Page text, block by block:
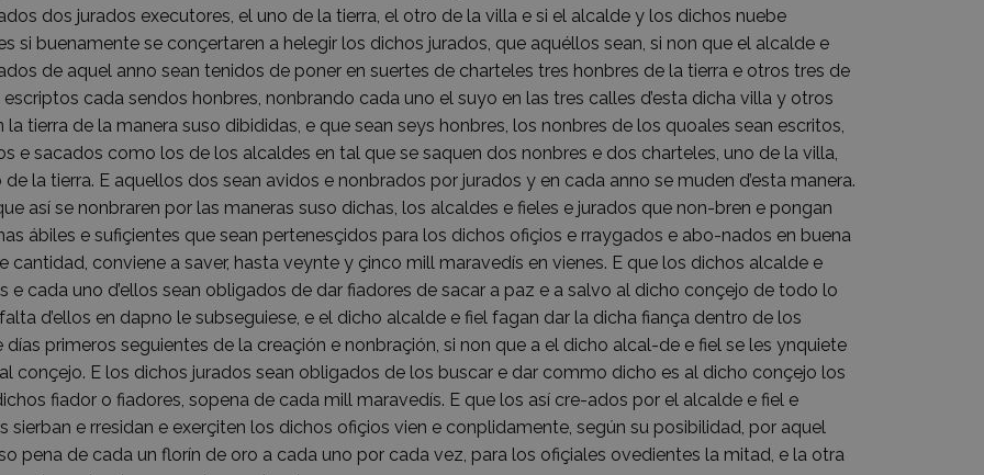
dos jurados executores, el uno de la tierra, el otro de la villa e si el alcalde y los dichos nuebe
si buenamente se conçertaren a helegir los dichos jurados, que aquéllos sean, si non que el alcalde e
de aquel anno sean tenidos de poner en suertes de charteles tres honbres de la tierra e otros tres de
escriptos cada sendos honbres, nonbrando cada uno el suyo en las tres calles d’esta dicha villa y otros
la tierra de la manera suso dibididas, e que sean seys honbres, los nonbres de los quoales sean escritos,
e sacados como los de los alcaldes en tal que se saquen dos nonbres e dos charteles, uno de la villa,
de la tierra. E aquellos dos sean avidos e nonbrados por jurados y en cada anno se muden d’esta manera.
así se nonbraren por las maneras suso dichas, los alcaldes e fieles e jurados que non-bren e pongan
ábiles e sufiçientes que sean pertenesçidos para los dichos ofiçios e rraygados e abo-nados en buena
cantidad, conviene a saver, hasta veynte y çinco mill maravedís en vienes. E que los dichos alcalde e
e cada uno d’ellos sean obligados de dar fiadores de sacar a paz e a salvo al dicho conçejo de todo lo
d’ellos en dapno le subseguiese, e el dicho alcalde e fiel fagan dar la dicha fiança dentro de los
días primeros seguientes de la creaçión e nonbraçión, si non que a el dicho alcal-de e fiel se les ynquiete
conçejo. E los dichos jurados sean obligados de los buscar e dar commo dicho es al dicho conçejo los
fiador o fiadores, sopena de cada mill maravedís. E que los así cre-ados por el alcalde e fiel e
sierban e rresidan e exerçiten los dichos ofiçios vien e conplidamente, según su posibilidad, por aquel
pena de cada un florín de oro a cada uno por cada vez, para los ofiçiales ovedientes la mitad, e la otra